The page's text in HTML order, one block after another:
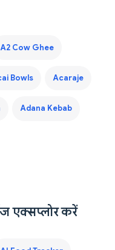
A2 Cow Ghee
Bowls Acaraje
Adana Kebab
एक्सप्लोर करें